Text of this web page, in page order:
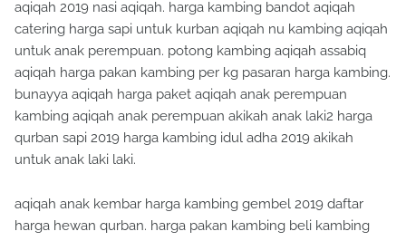
aqiqah 2019 nasi aqiqah. harga kambing bandot aqiqah
catering harga sapi untuk kurban aqiqah nu kambing aqiqah
untuk anak perempuan. potong kambing aqiqah assabiq
aqiqah harga pakan kambing per kg pasaran harga kambing.
bunayya aqiqah harga paket aqiqah anak perempuan
kambing aqiqah anak perempuan akikah anak laki2 harga
qurban sapi 2019 harga kambing idul adha 2019 akikah
untuk anak laki laki.
aqiqah anak kembar harga kambing gembel 2019 daftar
harga hewan qurban. harga pakan kambing beli kambing